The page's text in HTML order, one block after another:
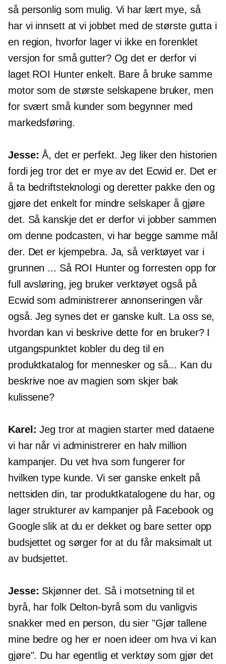
så personlig som mulig. Vi har lært mye, så
har vi innsett at vi jobbet med de største gutta i
en region, hvorfor lager vi ikke en forenklet
versjon for små gutter? Og det er derfor vi
laget ROI Hunter enkelt. Bare å bruke samme
motor som de største selskapene bruker, men
for svært små kunder som begynner med
markedsføring.
Jesse: Å, det er perfekt. Jeg liker den historien
fordi jeg tror det er mye av det Ecwid er. Det er
å ta bedriftsteknologi og deretter pakke den og
gjøre det enkelt for mindre selskaper å gjøre
det. Så kanskje det er derfor vi jobber sammen
om denne podcasten, vi har begge samme mål
der. Det er kjempebra. Ja, så verktøyet var i
grunnen ... Så ROI Hunter og forresten opp for
full avsløring, jeg bruker verktøyet også på
Ecwid som administrerer annonseringen vår
også. Jeg synes det er ganske kult. La oss se,
hvordan kan vi beskrive dette for en bruker? I
utgangspunktet kobler du deg til en
produktkatalog for mennesker og så... Kan du
beskrive noe av magien som skjer bak
kulissene?
Karel: Jeg tror at magien starter med dataene
vi har når vi administrerer en halv million
kampanjer. Du vet hva som fungerer for
hvilken type kunde. Vi ser ganske enkelt på
nettsiden din, tar produktkatalogene du har, og
lager strukturer av kampanjer på Facebook og
Google slik at du er dekket og bare setter opp
budsjettet og sørger for at du får maksimalt ut
av budsjettet.
Jesse: Skjønner det. Så i motsetning til et
byrå, har folk Delton-byrå som du vanligvis
snakker med en person, du sier "Gjør tallene
mine bedre og her er noen ideer om hva vi kan
gjøre". Du har egentlig et verktøy som gjør det